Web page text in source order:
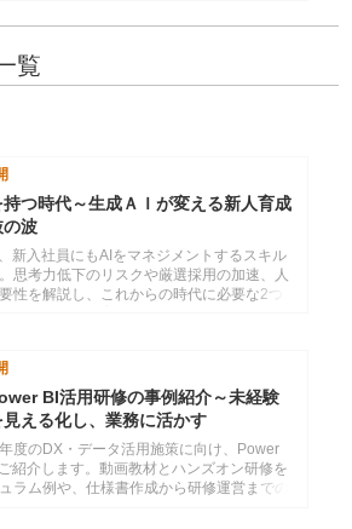
覧
つ時代～生成ＡＩが変える新人育成
の波
新入社員にもAIをマネジメントするスキル
思考力低下のリスクや厳選採用の加速、人
性を解説し、これからの時代に必要な2つ
BI活用研修の事例紹介～未経験
える化し、業務に活かす
度のDX・データ活用施策に向け、Power
紹介します。動画教材とハンズオン研修を
ラム例や、仕様書作成から研修運営までの